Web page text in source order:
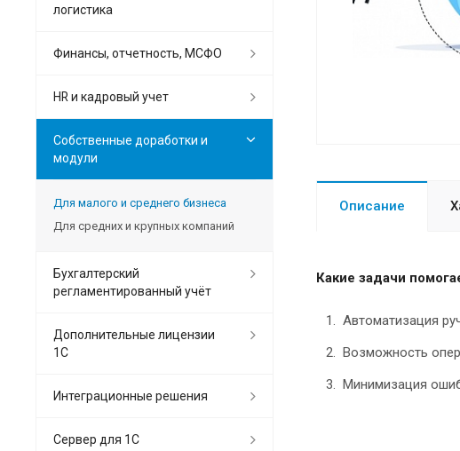
Описание
Какие задачи
Автоматизация
Возможность
Минимизация
логистика
Финансы, отчетность, МСФО
HR и кадровый учет
Собственные доработки и
модули
Для малого и среднего бизнеса
Для средних и крупных компаний
Бухгалтерский
регламентированный учёт
Дополнительные лицензии
1С
Интеграционные решения
Сервер для 1С